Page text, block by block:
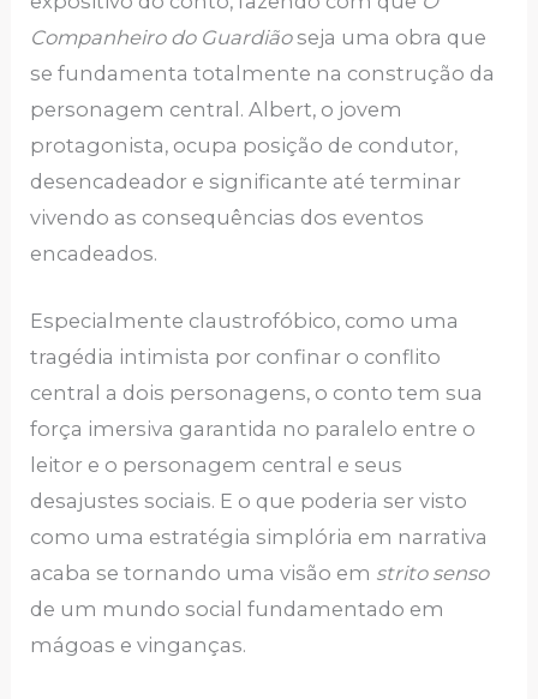
Companheiro do Guardiãoseja uma obra que
se fundamenta totalmente na construção da
personagem central. Albert, o jovem
protagonista, ocupa posição de condutor,
desencadeador e significante até terminar
vivendo as consequências dos eventos
encadeados.
Especialmente claustrofóbico, como uma
tragédia intimista por confinar o conflito
central a dois personagens, o conto tem sua
força imersiva garantida no paralelo entre o
leitor e o personagem central e seus
desajustes sociais. E o que poderia ser visto
como uma estratégia simplória em narrativa
acaba se tornando uma visão em strito senso
de um mundo social fundamentado em
mágoas e vinganças.